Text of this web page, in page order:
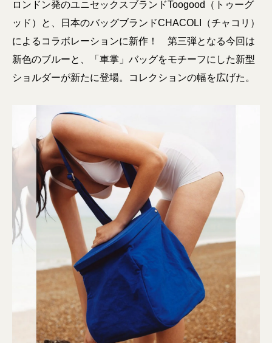
ロンドン発のユニセックスブランドToogood（トゥーグ
ッド）と、日本のバッグブランドCHACOLI（チャコリ）
によるコラボレーションに新作！ 第三弾となる今回は
新色のブルーと、「車掌」バッグをモチーフにした新型
ショルダーが新たに登場。コレクションの幅を広げた。